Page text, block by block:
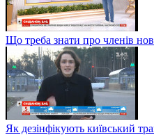
Що треба знати про членів
Як дезінфікують київський